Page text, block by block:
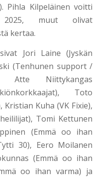
Pihla Kilpeläinen voitti
2025, muut olivat
kertaa.
Jori Laine (Jyskän
(Tenhunen support /
Atte Niittykangas
Toto
Kuha (VK Fixie),
Tomi Kettunen
(Emmä oo ihan
30), Eero Moilanen
(Emmä oo ihan
oo ihan varma) ja